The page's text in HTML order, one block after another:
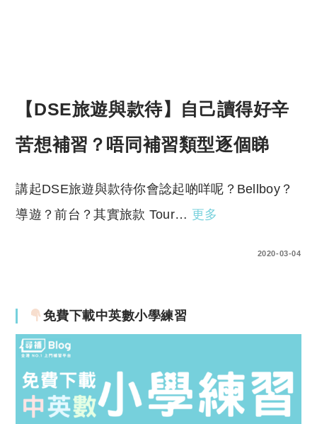
【DSE旅遊與款待】自己讀得好辛
苦想補習？唔同補習類型逐個睇
講起DSE旅遊與款待你會諗起啲咩呢？Bellboy？
導遊？前台？其實旅款 Tour… 更多
2020-03-04
免費下載中英數小學練習